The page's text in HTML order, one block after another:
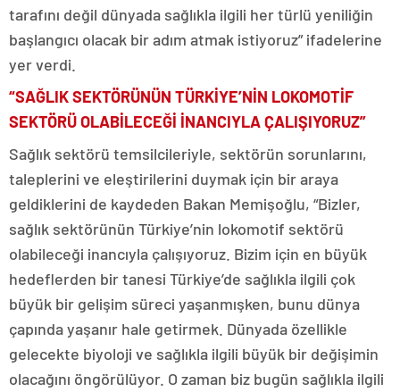
tarafını değil dünyada sağlıkla ilgili her türlü yeniliğin
başlangıcı olacak bir adım atmak istiyoruz” ifadelerine
yer verdi.
“SAĞLIK SEKTÖRÜNÜN TÜRKİYE’NİN LOKOMOTİF
SEKTÖRÜ OLABİLECEĞİ İNANCIYLA ÇALIŞIYORUZ”
Sağlık sektörü temsilcileriyle, sektörün sorunlarını,
taleplerini ve eleştirilerini duymak için bir araya
geldiklerini de kaydeden Bakan Memişoğlu, “Bizler,
sağlık sektörünün Türkiye’nin lokomotif sektörü
olabileceği inancıyla çalışıyoruz. Bizim için en büyük
hedeflerden bir tanesi Türkiye’de sağlıkla ilgili çok
büyük bir gelişim süreci yaşanmışken, bunu dünya
çapında yaşanır hale getirmek. Dünyada özellikle
gelecekte biyoloji ve sağlıkla ilgili büyük bir değişimin
olacağını öngörülüyor. O zaman biz bugün sağlıkla ilgili